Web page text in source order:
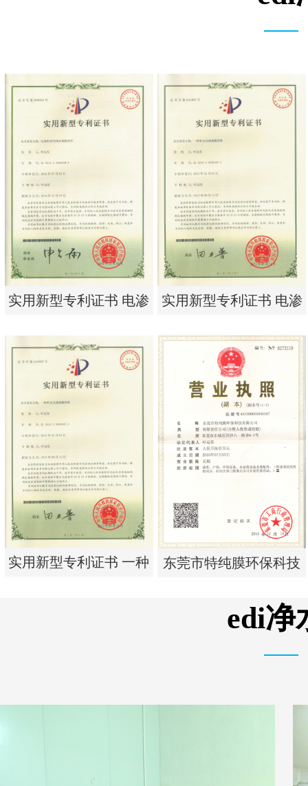
实用新型专利证书 电渗
实用新型专利证书 电渗
析器用纯水隔板组件
实用新型专利证书 电渗
实用新型专利证书 电渗
析器用浓水隔板组件
实用新型专利证书 一种
东莞市特纯膜环保科技
edi净